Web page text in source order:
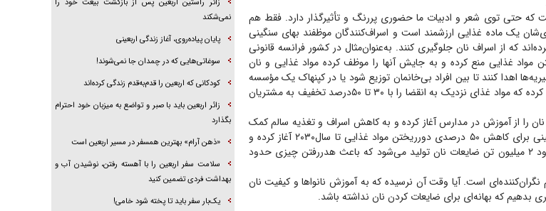
حتی توی شعر و ادبیات ما حضوری پررنگ و تأثیرگذار دارد. فقط هم
یک ماده غذایی ارزشمند است و اسراف‌کنندگان موظفند بهای سنگینی
که از اسراف نان جلوگیری کنند. به‌عنوان‌مثال در کشور فرانسه قانونی
مواد غذایی منع کرده و به جایش آنها را موظف کرده مواد غذایی و نان
اهدا کنند تا بین افراد بی‌خانمان توزیع شود یا در کپنهاک یک مؤسسه
خیریه، فروشگاهی به نام وی فود تأسیس کرده که مواد غذای نزدیک به انقضا را با ۳۰ تا ۵۰‌درصد تخفیف به مشتریان
را از آموزش در مدارس آغاز کرده و به کاهش اسراف و تغذیه سالم کمک
می‌کند. بد نیست بدانید دولت ژاپن کمپینی برای کاهش ۵۰ درصدی دورریختن مواد غذایی تا سال۲۰۳۰ آغاز کرده و
این در حالی است که در ایران سالانه حدود ۲ میلیون تن ضایعات نان تولید می‌شود که باعث هدررفتن چیزی حدود
رقم نگران‌کننده‌ای است. آیا وقت آن نرسیده که به آموزش نانوا‌ها و کیفیت نان
که بهانه‌ای برای ضایعات کردن نان نداشته باشد.
زائر راستین اربعین پس از بازگشت بیعت خود را
نمی‌شکند
پایان پیاده‌روی، آغاز زندگی اربعینی
سوغاتی‌هایی که در چمدان جا نمی‌شوند!
کودکانی که اربعین را قدم‌به‌قدم زندگی کرده‌اند
زائر اربعین باید با صبر و تواضع به میزبان خود احترام
بگذارد
«ذهن آرام» بهترین همسفر در مسیر اربعین است
سلامت سفر اربعین را با آهسته رفتن، نوشیدن آب و
بهداشت فردی تضمین کنید
یک‌بار سفر باید تا پخته شود خامی!